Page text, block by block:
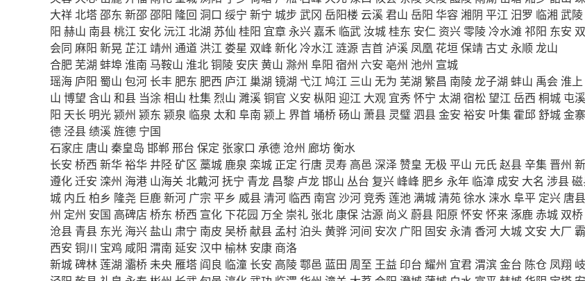
大祥北塔邵东 新邵邵阳 隆回 洞口 绥宁 新宁 城步 武冈 岳阳楼 云溪君山 岳阳 华容湘阴 平江 汨罗 临湘 武陵
阳 赫山 南县桃江 安化沅江 北湖 苏仙 桂阳 宜章 永兴 嘉禾 临武 汝城桂东 安仁 资兴零陵 冷水滩 祁阳 东安
会同 麻阳 新晃 芷江 靖州 通道 洪江 娄星 双峰 新化 冷水江 涟源 吉首 泸溪 凤凰 花垣保靖古丈 永顺龙山
合肥 芜湖 蚌埠淮南 马鞍山 淮北铜陵 安庆黄山 滁州 阜阳 宿州 六安 亳州 池州 宣城
瑶海 庐阳 蜀山 包河 长丰 肥东 肥西 庐江 巢湖 镜湖 弋江 鸠江 三山 无为 芜湖 繁昌 南陵龙子湖 蚌山 禹会淮上
山 博望 含山 和县 当涂相山 杜集 烈山 濉溪铜官 义安 枞阳 迎江 大观 宜秀怀宁 太湖 宿松 望江 岳西 桐城 屯溪
阳 天长 明光颍州 颍东 颍泉 临泉 太和 阜南 颍上 界首埇桥砀山 萧县 灵璧泗县金安 裕安 叶集 霍邱舒城金寨
德 泾县绩溪旌德 宁国
石家庄 唐山 秦皇岛 邯郸 邢台 保定 张家口 承德 沧州 廊坊衡水
长安 桥西 新华裕华 井陉矿区 藁城 鹿泉 栾城 正定 行唐 灵寿 高邑 深泽 赞皇 无极 平山 元氏赵县辛集 晋州
遵化迁安 滦州 海港 山海关 北戴河抚宁 青龙 昌黎 卢龙邯山 丛台 复兴 峰峰 肥乡 永年 临漳 成安 大名 涉县
城 内丘 柏乡 隆尧 巨鹿新河 广宗 平乡 威县清河 临西 南宫 沙河竞秀莲池 满城清苑徐水 涞水阜平 定兴 唐县
州 定州 安国 高碑店 桥东 桥西 宣化下花园 万全 崇礼 张北 康保 沽源 尚义 蔚县 阳原 怀安 怀来涿鹿赤城 双桥
沧县 青县 东光 海兴 盐山 肃宁 南皮 吴桥献县 孟村 泊头黄骅河间 安次 广阳 固安 永清 香河 大城文安 大厂
西安 铜川 宝鸡 咸阳 渭南 延安 汉中 榆林 安康 商洛
新城碑林莲湖 灞桥未央 雁塔 阎良 临潼 长安 高陵鄠邑 蓝田 周至 王益 印台 耀州 宜君渭滨金台 陈仓 凤翔